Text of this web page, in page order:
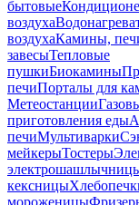
бытовые
воздуха
воздухаКамины,
завесыТепловые
пушкиБиокамины
печиПорталы для
Метеостанции
приготовления еды
печиМультиварки
мейкерыТостеры
кексницы
мороженицы